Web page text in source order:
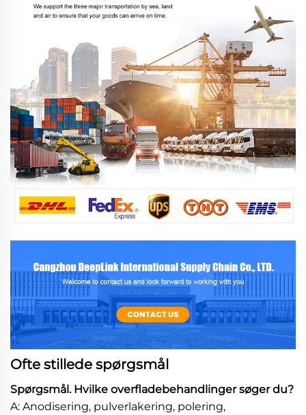
Ofte stillede spørgsmål
Spørgsmål. Hvilke overfladebehandlinger søger du?
A: Anodisering, pulverlakering, polering,